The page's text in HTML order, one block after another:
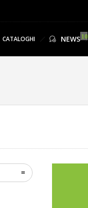
CATALOGHI NEWS